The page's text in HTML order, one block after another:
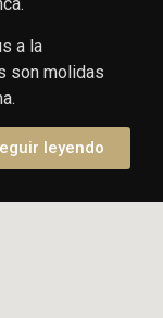
a la
son molidas
leyendo